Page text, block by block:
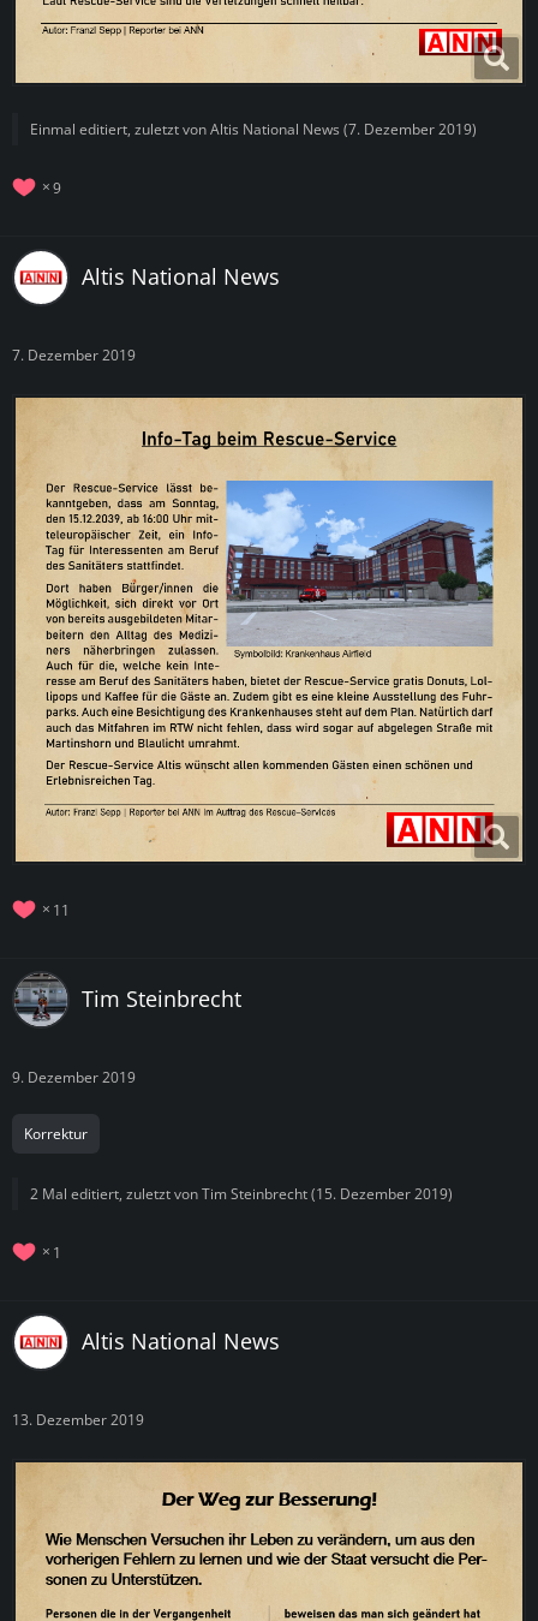
Einmal editiert, zuletzt vonAltis National News (7. Dezember 2019)
9
Altis National News
7. Dezember 2019
11
Tim Steinbrecht
9. Dezember 2019
Korrektur
2 Mal editiert, zuletzt vonTim Steinbrecht(15. Dezember 2019)
1
Altis National News
13. Dezember 2019